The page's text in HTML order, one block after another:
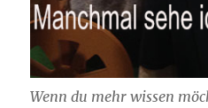
Wenn du mehr wissen